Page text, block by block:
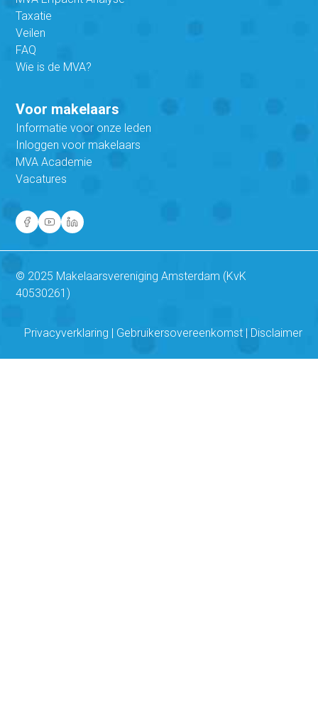
Taxatie
Veilen
FAQ
Wie is de MVA?
Voor makelaars
Informatie voor onze leden
Inloggen voor makelaars
MVA Academie
Vacatures
© 2025 Makelaarsvereniging Amsterdam (KvK
40530261)
Privacyverklaring Gebruikersovereenkomst Disclaimer